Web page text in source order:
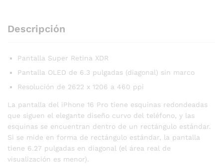
Descripción
Pantalla Super Retina XDR
Pantalla OLED de 6.3 pulgadas (diagonal) sin marco
Resolución de 2622 x 1206 a 460 ppi
La pantalla del iPhone 16 Pro tiene esquinas redondeadas
que siguen el elegante diseño curvo del teléfono, y las
esquinas se encuentran dentro de un rectángulo estándar.
Si se mide en forma de rectángulo estándar, la pantalla
tiene 6.27 pulgadas en diagonal (el área real de
visualización es menor).